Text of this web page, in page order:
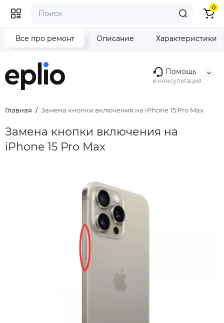
Помощь
и консультация
0
Главная Замена кнопки включения на iPhone 15 Pro Max
Замена кнопки включения на
iPhone 15 Pro Max
Все про ремонт Описание Характеристики